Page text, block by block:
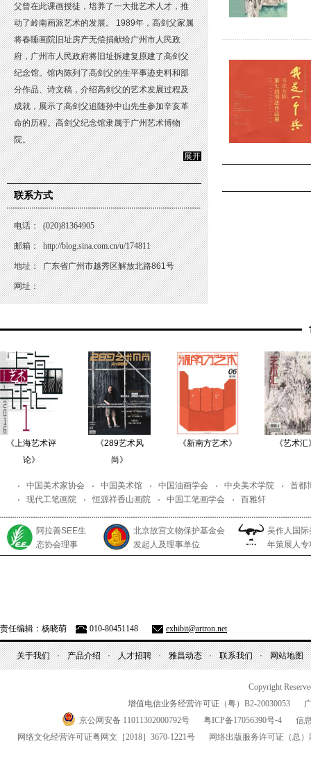
父曾在此课画授徒，培养了一大批艺术人才，推
动了岭南画派艺术的发展。 1989年，高剑父家属
将春睡画院旧址房产无偿捐献给广州市人民政
府，广州市人民政府将旧址拆建复原建了高剑父
纪念馆。馆内陈列了高剑父的生平事迹史料和部
分作品、诗文稿，介绍高剑父的艺术发展过程及
成就，展示了高剑父追随孙中山先生参加辛亥革
命的历程。高剑父纪念馆隶属于广州艺术博物
院。
展开
联系方式
电话： (020)81364905
邮箱： http://blog.sina.com.cn/u/174811
地址： 广东省广州市越秀区解放北路861号
网址：
《上海艺术评
论》
《289艺术风
尚》
《新南方艺术》 《艺术汇
中国美术家协会 中国美术馆 中国油画学会 中央美术学院
首都
现代工笔画院
恒源祥香山画院 中国工笔画学会 百雅轩
阿拉善SEE生
态协会理事
北京故宫文物保护基金会
发起人及理事单位
吴作人国
年策展人专
责任编辑：杨晓萌 010-80451148 exhibit@artron.net
关于我们 产品介绍 人才招聘 雅昌动态 联系我们 网站地图
Copyright
增值电信业务经营许可证（粤） B2-20030053
京公网安备 11011302000792号
粤ICP备17056390号-4
信
网络文化经营许可证粤网文 ［2018］3670-1221号 网络出版服务许可证 （总